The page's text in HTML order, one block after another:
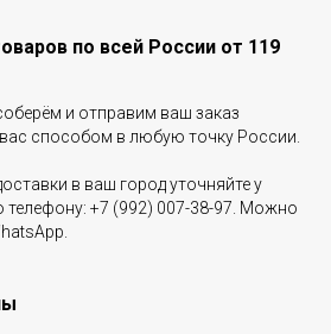
по всей России от 119
и отправим ваш заказ
способом в любую точку России.
в ваш город уточняйте у
телефону: +7 (992) 007-38-97. Можно